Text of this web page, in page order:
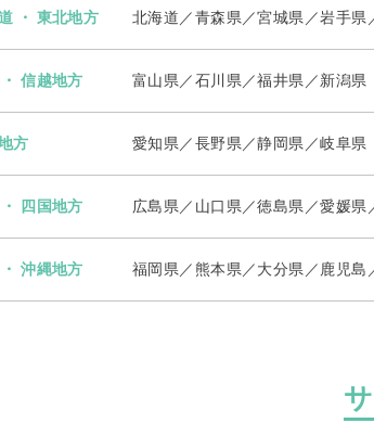
・ 東北地方 北海道／青森県／宮城県／岩手
信越地方 富山県／石川県／福井県／新潟県
方 愛知県／長野県／静岡県／岐阜県
四国地方 広島県／山口県／徳島県／愛媛
沖縄地方 福岡県／熊本県／大分県／鹿児